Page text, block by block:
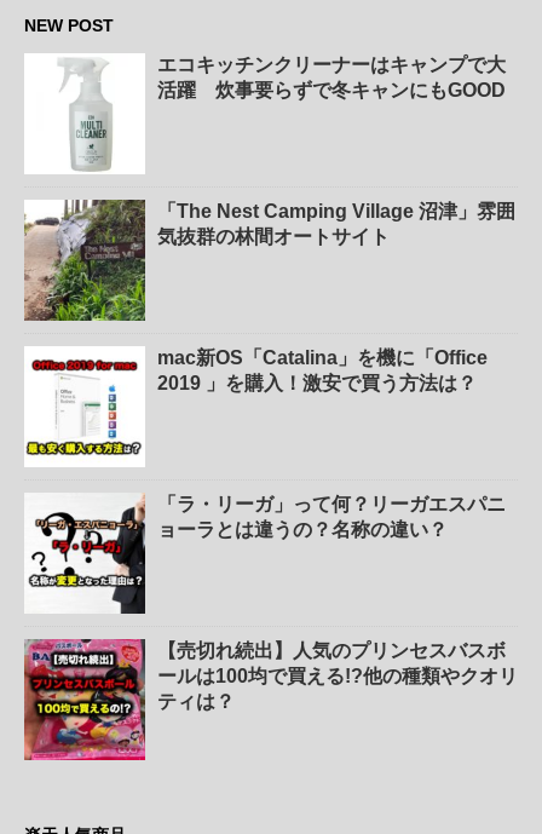
NEW POST
エコキッチンクリーナーはキャンプで大
活躍 炊事要らずで冬キャンにもGOOD
「The Nest Camping Village 沼津」雰囲
気抜群の林間オートサイト
mac新OS「Catalina」を機に「Office
2019 」を購入！激安で買う方法は？
「ラ・リーガ」って何？リーガエスパニ
ョーラとは違うの？名称の違い？
【売切れ続出】人気のプリンセスバスボ
ールは100均で買える!?他の種類やクオリ
ティは？